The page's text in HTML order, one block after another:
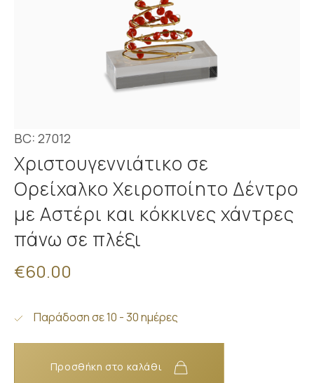
BC: 27012
Χριστουγεννιάτικο σε
Ορείχαλκο Χειροποίητο Δέντρο
με Αστέρι και κόκκινες χάντρες
πάνω σε πλέξι
€60.00
Παράδοση σε 10 - 30 ημέρες
Προσθήκη στο καλάθι